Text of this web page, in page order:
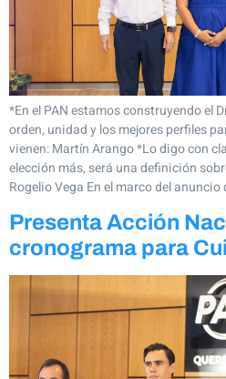
*En el PAN estamos construyendo el
orden, unidad y los mejores perfiles
vienen: Martín Arango *Lo digo con
elección más, será una definición
Rogelio Vega En el marco del
Presenta Acción
cronograma para